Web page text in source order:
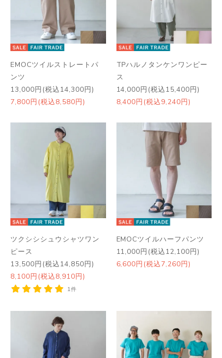
EMOCツイルストレートパ
ンツ
13,000円(税込14,300円)
7,800円(税込8,580円)
TPハルノタンケンワンピー
ス
14,000円(税込15,400円)
8,400円(税込9,240円)
ツクシシシュウシャツワン
ピース
13,500円(税込14,850円)
8,100円(税込8,910円)
1件
EMOCツイルハーフパンツ
11,000円(税込12,100円)
6,600円(税込7,260円)